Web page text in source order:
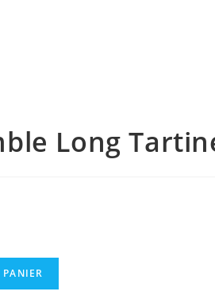
Long
PANIER